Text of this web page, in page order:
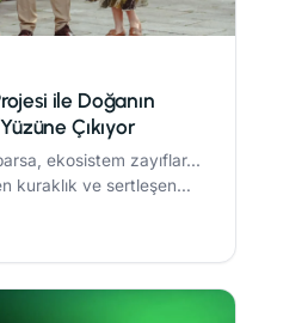
ile Doğanın
Çıkıyor
ekosistem zayıflar...
kuraklık ve sertleşen